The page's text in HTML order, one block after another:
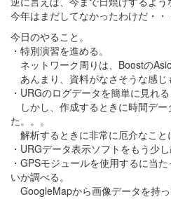
今年はまだしてなかったわけだ・・
今日のやること。
・特別演習を進める。
ネットワーク周りは、Boostの
あんまり、資料がなさそうな感じ
・URGのログデータを簡単に見れる
しかし、作成するときに時間デー
た。。。
解析するときに非常に厄介なこと
・URGデータ表示ソフトをもう少し
・GPSモジュールを使用するに当
いか調べる。
GoogleMapから画像データを持っ